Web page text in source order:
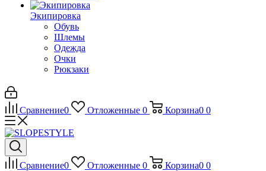
Экипировка
Обувь
Шлемы
Одежда
Очки
Рюкзаки
Сравнение0 Отложенные 0 Корзина0 0
Сравнение0 Отложенные 0 Корзина0 0